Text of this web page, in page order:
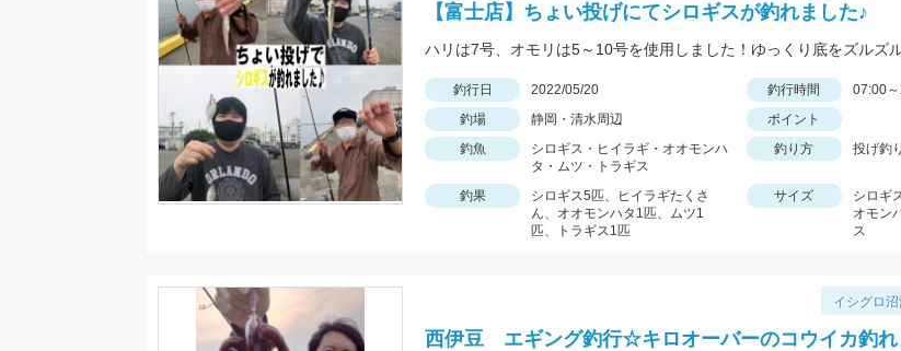
【富士店】ちょい投げにてシロギスが釣れました♪
釣行日 2022/05/20 釣行時間
07:00
釣場
静岡・清水周辺
ポイント
釣魚
シロギス・ヒイラギ・オオモンハ
タ・ムツ・トラギス
釣り方 投げ釣り
釣果
シロギス5匹、ヒイラギたくさ
ん、オオモンハタ1匹、ムツ1
匹、トラギス1匹
サイズ
シロギ
オモン
ス
イシグロ
西伊豆 エギング釣行☆キロオーバーのコウイカ釣れ